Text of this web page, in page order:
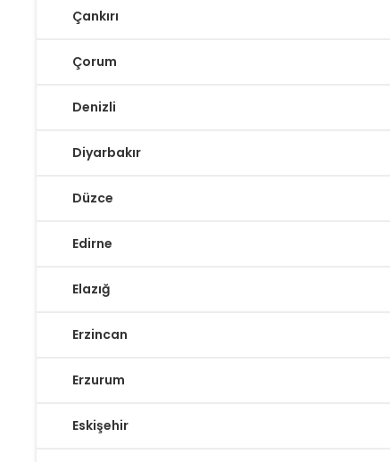
Çankırı
Çorum
Denizli
Diyarbakır
Düzce
Edirne
Elazığ
Erzincan
Erzurum
Eskişehir